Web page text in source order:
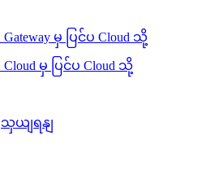
Gateway မှ ပြင်ပ Cloud သို့
Cloud မှ ပြင်ပ Cloud သို့
ယျရနျ